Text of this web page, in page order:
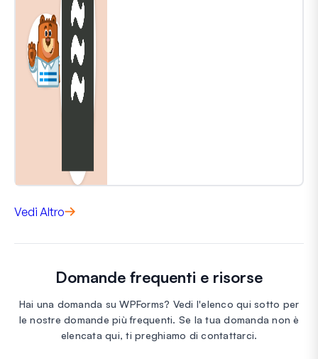
Vedi Altro
Domande frequenti e risorse
Hai una domanda su WPForms? Vedi l'elenco qui sotto per
le nostre domande più frequenti. Se la tua domanda non è
elencata qui, ti preghiamo di contattarci.